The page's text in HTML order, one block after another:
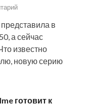
в
а сейчас
известно
новую серию
готовит к